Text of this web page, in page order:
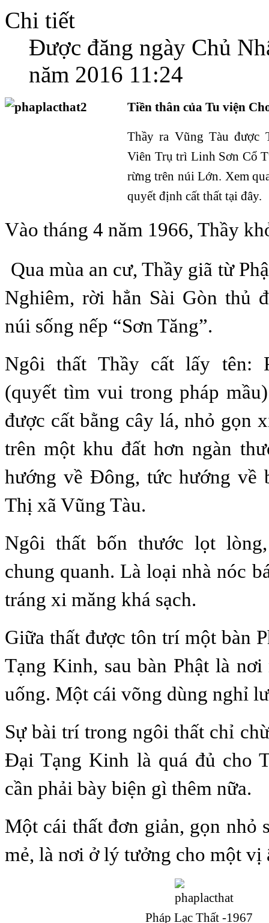
Chi tiết
Được đăng ngày Chủ
năm 2016 11:24
Tiền thân của Tu viện
Thầy ra Vũng Tàu được
Viên Trụ trì Linh Sơn Cổ
rừng trên núi Lớn. Xem
quyết định cất thất tại đây.
Vào tháng 4 năm 1966, Thầy
Qua mùa an cư, Thầy giã từ
Nghiêm, rời hẳn Sài Gòn thủ
núi sống nếp “Sơn Tăng”.
Ngôi thất Thầy cất lấy tên:
(quyết tìm vui trong pháp
được cất bằng cây lá, nhỏ gọn
trên một khu đất hơn ngàn
hướng về Đông, tức hướng về
Thị xã Vũng Tàu.
Ngôi thất bốn thước lọt
chung quanh. Là loại nhà nóc
tráng xi măng khá sạch.
Giữa thất được tôn trí một bàn
Tạng Kinh, sau bàn Phật là
uống. Một cái võng dùng nghỉ
Sự bài trí trong ngôi thất chỉ
Đại Tạng Kinh là quá đủ cho
cần phải bày biện gì thêm nữa.
Một cái thất đơn giản, gọn nhỏ
mẻ, là nơi ở lý tưởng cho một vị
Pháp Lạc Thất -1967